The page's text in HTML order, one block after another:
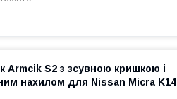
Armcik S2 з зсувною кришкою і
нахилом для Nissan Micra K14